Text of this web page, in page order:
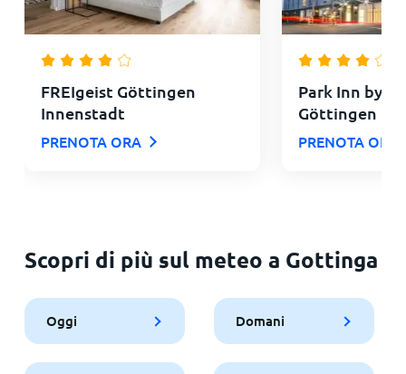
FREIgeist Göttingen
Innenstadt
PRENOTA ORA
Park Inn by
Göttingen
PRENOTA ORA
Scopri di più sul meteo a Gottinga
Oggi Domani